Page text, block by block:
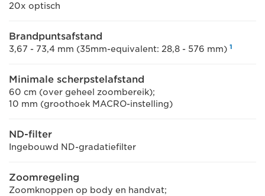
20x optisch
Brandpuntsafstand
3,67 - 73,4 mm (35mm-equivalent: 28,8 - 576 mm) 1
Minimale scherpstelafstand
60 cm (over geheel zoombereik);
10 mm (groothoek MACRO-instelling)
ND-filter
Ingebouwd ND-gradatiefilter
Zoomregeling
Zoomknoppen op body en handvat;